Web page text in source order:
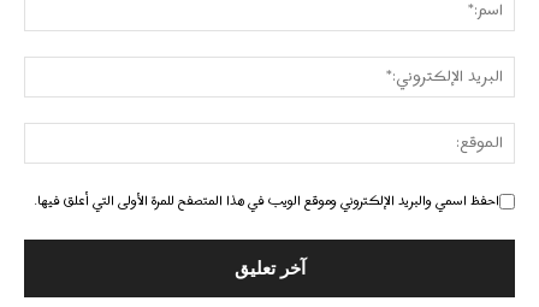
احفظ اسمي والبريد الإلكتروني وموقع الويب في هذا المتصفح للمرة الأولى التي أعلق فيها.